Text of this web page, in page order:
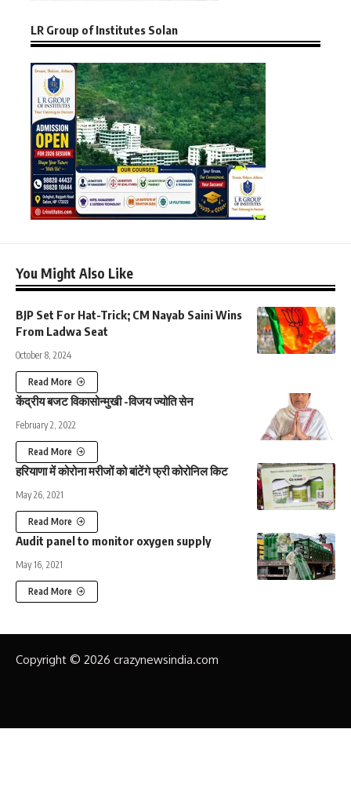
LR Group of Institutes Solan
You Might Also Like
BJP Set For Hat-Trick; CM Nayab Saini Wins
From Ladwa Seat
October 8, 2024
Read More
केंद्रीय बजट विकासोन्मुखी -विजय ज्योति सेन
February 2, 2022
Read More
हरियाणा में कोरोना मरीजों को बांटेंगे फ्री कोरोनिल किट
May 26, 2021
Read More
Audit panel to monitor oxygen supply
May 16, 2021
Read More
Copyright © 2026 crazynewsindia.com